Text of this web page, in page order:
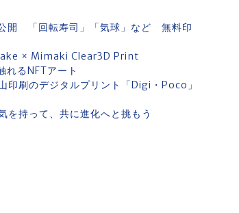
開 「回転寿司」「気球」など 無料印
× Mimaki Clear3D Print
るNFTアート
刷のデジタルプリント「Digi・Poco」
持って、共に進化へと挑もう